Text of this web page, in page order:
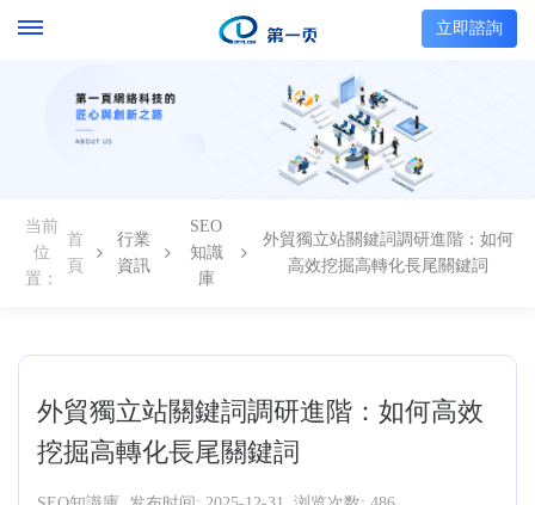
立即諮詢
当前
位
置：
首
頁
行業
資訊
SEO
知識
庫
外貿獨立站關鍵詞調研進階：如何
高效挖掘高轉化長尾關鍵詞
外貿獨立站關鍵詞調研進階：如何高效
挖掘高轉化長尾關鍵詞